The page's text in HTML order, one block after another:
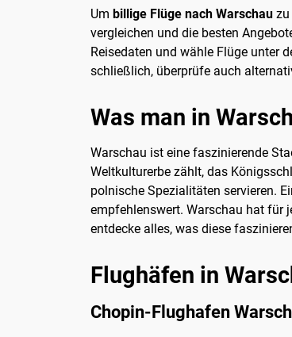
Um billige Flüge nach Warschau zu
vergleichen und die besten
Reisedaten und wähle Flüge unter
schließlich, überprüfe auch
Was man in
Warschau ist eine faszinierende
Weltkulturerbe zählt, das
polnische Spezialitäten servieren.
empfehlenswert. Warschau hat für
entdecke alles, was diese
Flughäfen in
Chopin-Flughafen